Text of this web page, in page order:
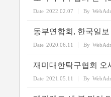
Date 2022.02.07 By
동부연합회, 한국일
Date 2020.06.11 By
재미대한탁구협회 오
Date 2021.05.11 By